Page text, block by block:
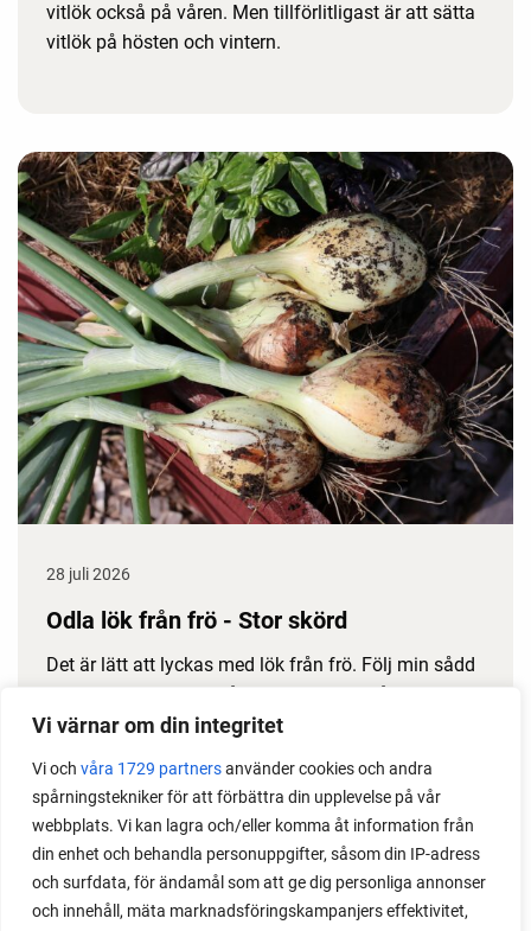
Vi värnar om din integritet
Vi och våra 1729 partnersanvänder cookies och andra
spårningstekniker för att förbättra din upplevelse på vår
webbplats. Vi kan lagra och/eller komma åt information från
din enhet och behandla personuppgifter, såsom din IP-adress
och surfdata, för ändamål som att ge dig personliga annonser
och innehåll, mäta marknadsföringskampanjers effektivitet,
vitlök också på våren. Men tillförlitligast är att sätta
vitlök på hösten och vintern.
28 juli 2026
Odla lök från frö - Stor skörd
Det är lätt att lyckas med lök från frö. Följ min sådd
under säsongen och få tips om hur du sår, skolar
om, planterar och skördar egen lök.